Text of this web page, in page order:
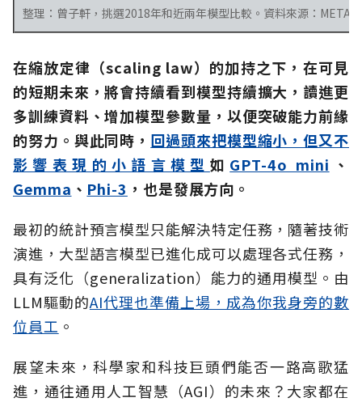
整理：曾子軒，挑選2018年和近兩年模型比較。資料來源：
在縮放定律（scaling law）的加持之下，在可見
的短期未來，將會持續看到模型持續擴大，讀進更
多訓練資料、增加模型參數量，以便突破能力前緣
的努力。與此同時， 回過頭來把模型縮小，但又不
影響表現的小語言模型 如 GPT-4o mini 、
Gemma 、 Phi-3 ，也是發展方向。
最初的統計預言模型只能解決特定任務，隨著技術
演進，大型語言模型已進化成可以處理各式任務，
具有泛化（generalization）能力的通用模型。由
LLM驅動的AI代理也準備上場，成為你我身旁的數
位員工 。
展望未來，科學家和科技巨頭們能否一路高歌猛
進，通往通用人工智慧（AGI）的未來？大家都在